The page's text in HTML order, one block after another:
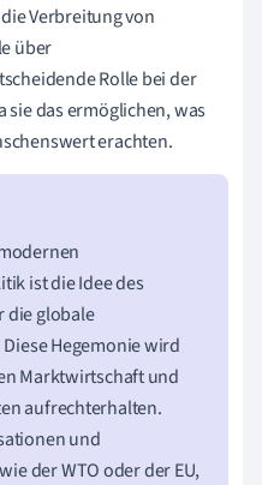
Verbreitung von
über
Rolle bei der
sie das ermöglichen, was
erachten.
ist die Idee des
die globale
Hegemonie wird
Marktwirtschaft und
aufrechterhalten.
und
der WTO oder der EU,